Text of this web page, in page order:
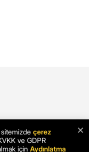
×
çerez
ve GDPR
için Aydınlatma